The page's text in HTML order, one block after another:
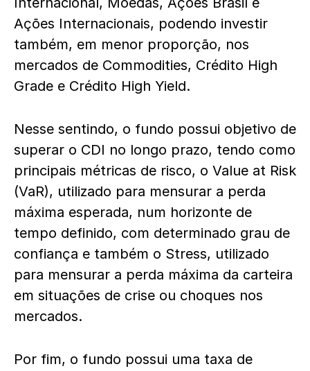
Ações Internacionais, podendo investir
também, em menor proporção, nos
mercados de Commodities, Crédito High
Grade e Crédito High Yield.
Nesse sentindo, o fundo possui objetivo de
superar o CDI no longo prazo, tendo como
principais métricas de risco, o Value at Risk
(VaR), utilizado para mensurar a perda
máxima esperada, num horizonte de
tempo definido, com determinado grau de
confiança e também o Stress, utilizado
para mensurar a perda máxima da carteira
em situações de crise ou choques nos
mercados.
Por fim, o fundo possui uma taxa de